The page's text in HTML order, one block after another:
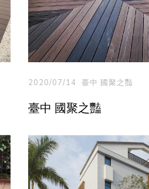
2020/07/14 臺中 國聚之豔
臺中 國聚之豔